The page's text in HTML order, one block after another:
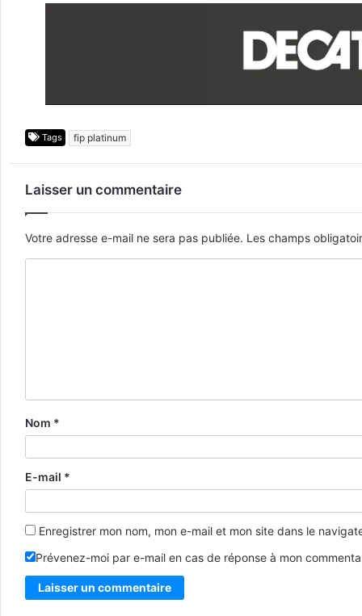
Tags fip platinum
Laisser un commentaire
Votre adresse e-mail ne sera pas publiée. Les champs
Nom *
E-mail *
Enregistrer mon nom, mon e-mail et mon site dans le
Prévenez-moi par e-mail en cas de réponse à mon